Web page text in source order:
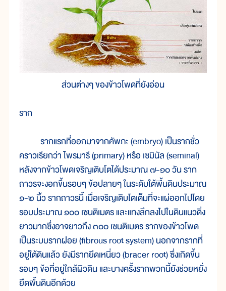
ส่วนต่างๆ ของข้าวโพดที่ยังอ่อน
ราก
รากแรกที่ออกมาจากคัพภะ (embryo) เป็นรากชั่ว
คราวเรียกว่า ไพรมารี (primary) หรือ เซมินัล (seminal)
หลังจากข้าวโพดเจริญเติบโตได้ประมาณ ๗-๑๐ วัน ราก
ถาวรจะงอกขึ้นรอบๆ ข้อปลายๆ ในระดับใต้พื้นดินประมาณ
๑-๒ นิ้ว รากถาวรนี้ เมื่อเจริญเติบโตเต็มที่จะแผ่ออกไปโดย
รอบประมาณ ๑๐๐ เซนติเมตร และแทงลึกลงไปในดินแนวดิ่ง
ยาวมากซึ่งอาจยาวถึง ๓๐๐ เซนติเมตร รากของข้าวโพด
เป็นระบบรากฝอย (fibrous root system) นอกจากรากที่
อยู่ใต้ดินแล้ว ยังมีรากยึดเหนี่ยว (bracer root) ซึ่งเกิดขึ้น
รอบๆ ข้อที่อยู่ใกล้ผิวดิน และบางครั้งรากพวกนี้ยังช่วยหยั่ง
ยึดพื้นดินอีกด้วย